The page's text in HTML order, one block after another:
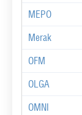
MEPO
Merak
OFM
OLGA
OMNI